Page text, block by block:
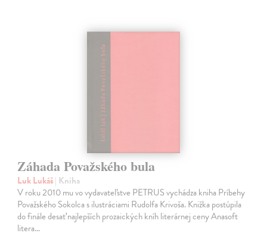
Záhada Považského bula
Luk Lukáš| Kniha
V roku 2010 mu vo vydavateľstve PETRUS vychádza kniha Príbehy
Považského Sokolca s ilustráciami Rudolfa Krivoša. Knižka postúpila
do finále desať najlepších prozaických kníh literárnej ceny Anasoft
litera…